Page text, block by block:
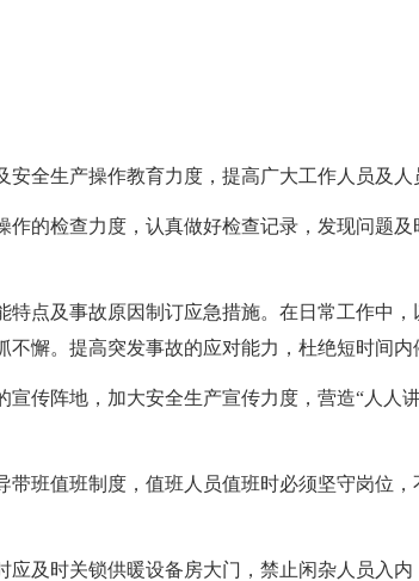
生产操作教育力度，提高广大工作人员及人
的检查力度，认真做好检查记录，发现问题及
点及事故原因制订应急措施。在日常工作中，
不懈。提高突发事故的应对能力，杜绝短时间内
传阵地，加大安全生产宣传力度，营造“人人
班值班制度，值班人员值班时必须坚守岗位，
及时关锁供暖设备房大门，禁止闲杂人员入内